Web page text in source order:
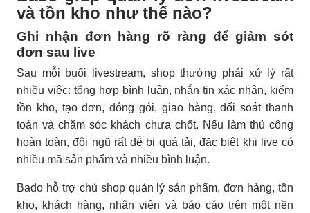
và tồn kho như thế nào?
Ghi nhận đơn hàng rõ ràng để giảm sót
đơn sau live
Sau mỗi buổi livestream, shop thường phải xử lý rất
nhiều việc: tổng hợp bình luận, nhắn tin xác nhận, kiểm
tồn kho, tạo đơn, đóng gói, giao hàng, đối soát thanh
toán và chăm sóc khách chưa chốt. Nếu làm thủ công
hoàn toàn, đội ngũ rất dễ bị quá tải, đặc biệt khi live có
nhiều mã sản phẩm và nhiều bình luận.
Bado hỗ trợ chủ shop quản lý sản phẩm, đơn hàng, tồn
kho, khách hàng, nhân viên và báo cáo trên một nền